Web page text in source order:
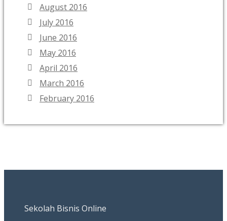
August 2016
July 2016
June 2016
May 2016
April 2016
March 2016
February 2016
Sekolah Bisnis Online